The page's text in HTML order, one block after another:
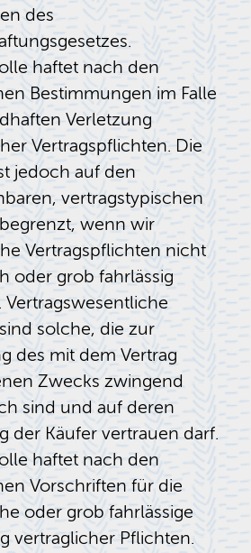
des
haftet nach den
Bestimmungen im Falle
Verletzung
Vertragspflichten. Die
jedoch auf den
vertragstypischen
wenn wir
Vertragspflichten nicht
oder grob fahrlässig
Vertragswesentliche
solche, die zur
des mit dem Vertrag
Zwecks zwingend
sind und auf deren
der Käufer vertrauen darf.
haftet nach den
Vorschriften für die
oder grob fahrlässige
vertraglicher Pflichten.